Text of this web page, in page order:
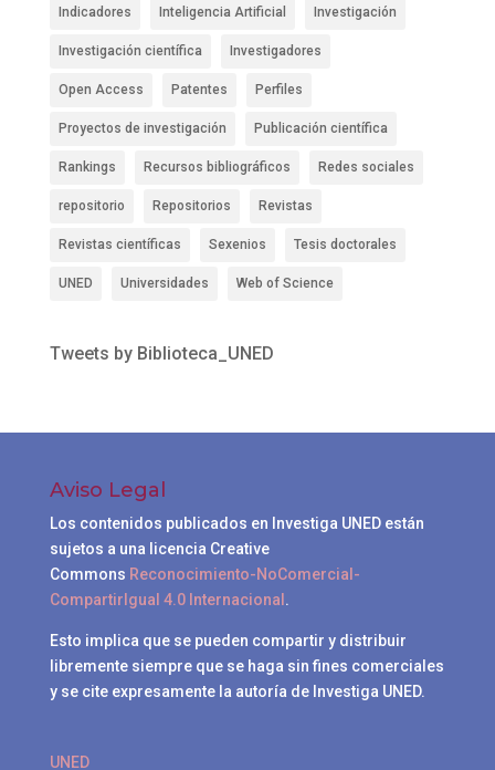
Indicadores Inteligencia Artificial Investigación
Investigación científica Investigadores
Open Access Patentes Perfiles
Proyectos de investigación Publicación científica
Rankings Recursos bibliográficos Redes sociales
repositorio Repositorios Revistas
Revistas científicas Sexenios Tesis doctorales
UNED Universidades Web of Science
Tweets by Biblioteca_UNED
Aviso Legal
Los contenidos publicados en Investiga UNED están
sujetos a una licencia Creative
Commons Reconocimiento-NoComercial-
CompartirIgual 4.0 Internacional.
Esto implica que se pueden compartir y distribuir
libremente siempre que se haga sin fines comerciales
y se cite expresamente la autoría de Investiga UNED.
UNED